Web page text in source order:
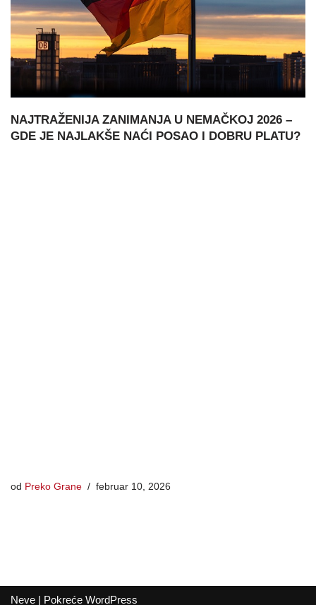
NAJTRAŽENIJA ZANIMANJA U NEMAČKOJ 2026 –
GDE JE NAJLAKŠE NAĆI POSAO I DOBRU PLATU?
od Preko Grane februar 10, 2026
Neve | Pokreće WordPress